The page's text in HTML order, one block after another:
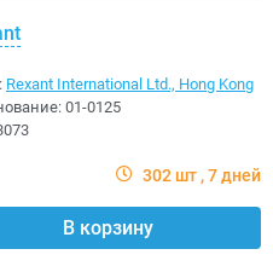
Rexant International Ltd., Hong Kong
01-0125
302 шт 7 дней
В корзину